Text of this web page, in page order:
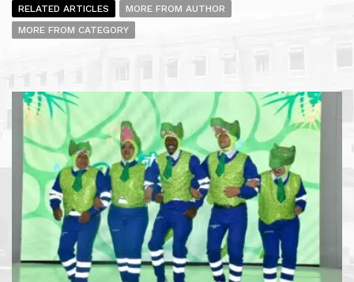
RELATED ARTICLES
MORE FROM AUTHOR
MORE FROM CATEGORY